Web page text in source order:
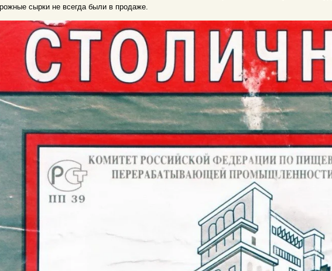
сырки не всегда были в продаже.